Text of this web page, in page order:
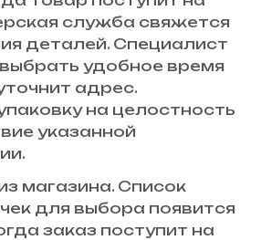
служба свяжется
деталей. Специалист
удобное время
адрес.
на целостность
указанной
магазина. Список
для выбора появится
заказ поступит на